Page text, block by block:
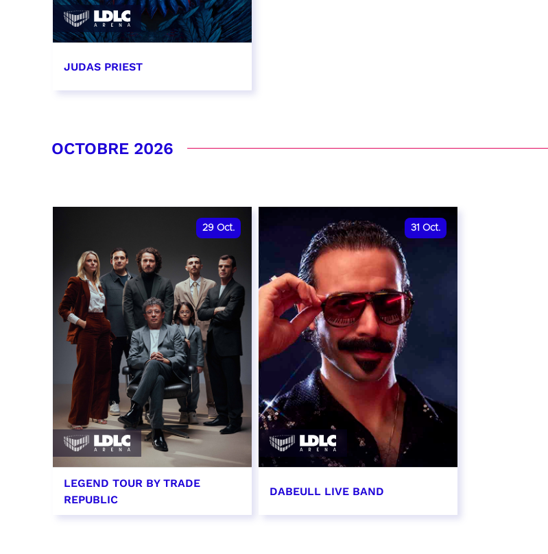
JUDAS PRIEST
OCTOBRE 2026
29 Oct.
LEGEND TOUR BY TRADE
REPUBLIC
31 Oct.
DABEULL LIVE BAND